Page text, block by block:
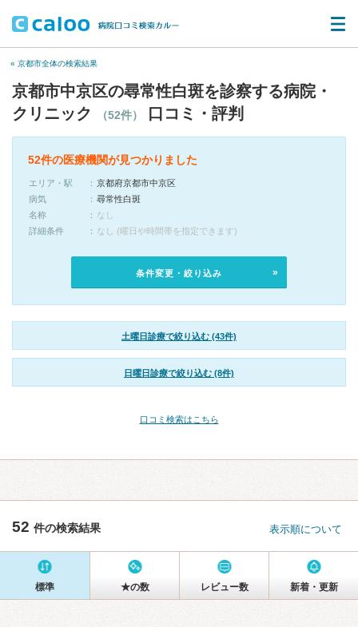
« 京都市全体の検索結果
京都市中京区の尋常性白斑を診察する病院・
クリニック
（52件） 口コミ・評判
52件の医療機関が見つかりました
エリア・駅
京都府京都市中京区
病気
尋常性白斑
名称
なし
詳細条件
なし (曜日や時間帯を指定できます)
条件変更・絞り込み
土曜日診療で絞り込む (43件)
日曜日診療で絞り込む (8件)
口コミ検索はこちら
52 件の検索結果 表示順について
標準 ★の数 レビュー数 新着・更新